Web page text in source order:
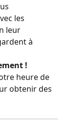
les
leur
à
!
heure de
obtenir des